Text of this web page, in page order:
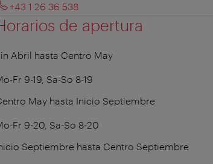
+43 1 26 36 538
de apertura
Abril hasta Centro May
Fr 9-19, Sa-So 8-19
May hasta Inicio Septiembre
Fr 9-20, Sa-So 8-20
Septiembre hasta Centro Septiembre